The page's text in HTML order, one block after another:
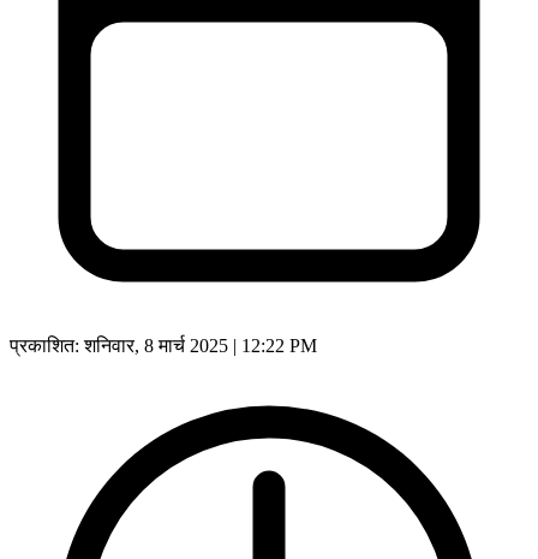
प्रकाशित:शनिवार, 8 मार्च 2025 | 12:22 PM